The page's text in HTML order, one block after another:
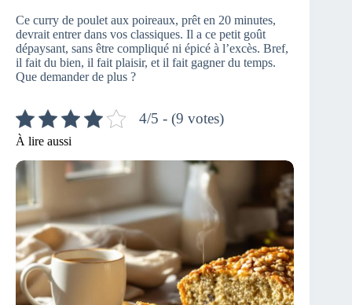
Ce curry de poulet aux poireaux, prêt en 20 minutes,
devrait entrer dans vos classiques. Il a ce petit goût
dépaysant, sans être compliqué ni épicé à l’excès. Bref,
il fait du bien, il fait plaisir, et il fait gagner du temps.
Que demander de plus ?
4/5 - (9 votes)
À lire aussi